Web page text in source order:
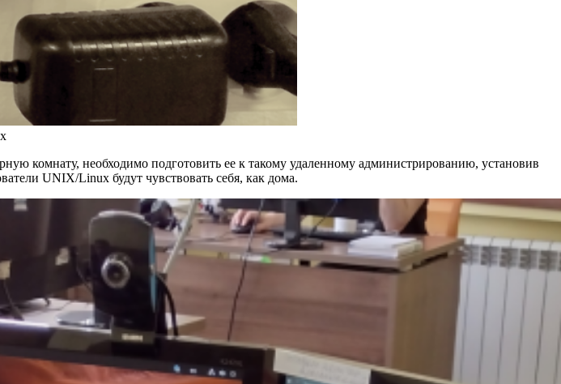
комнату, необходимо подготовить ее к такому удаленному администрированию, установив
UNIX/Linux будут чувствовать себя, как дома.